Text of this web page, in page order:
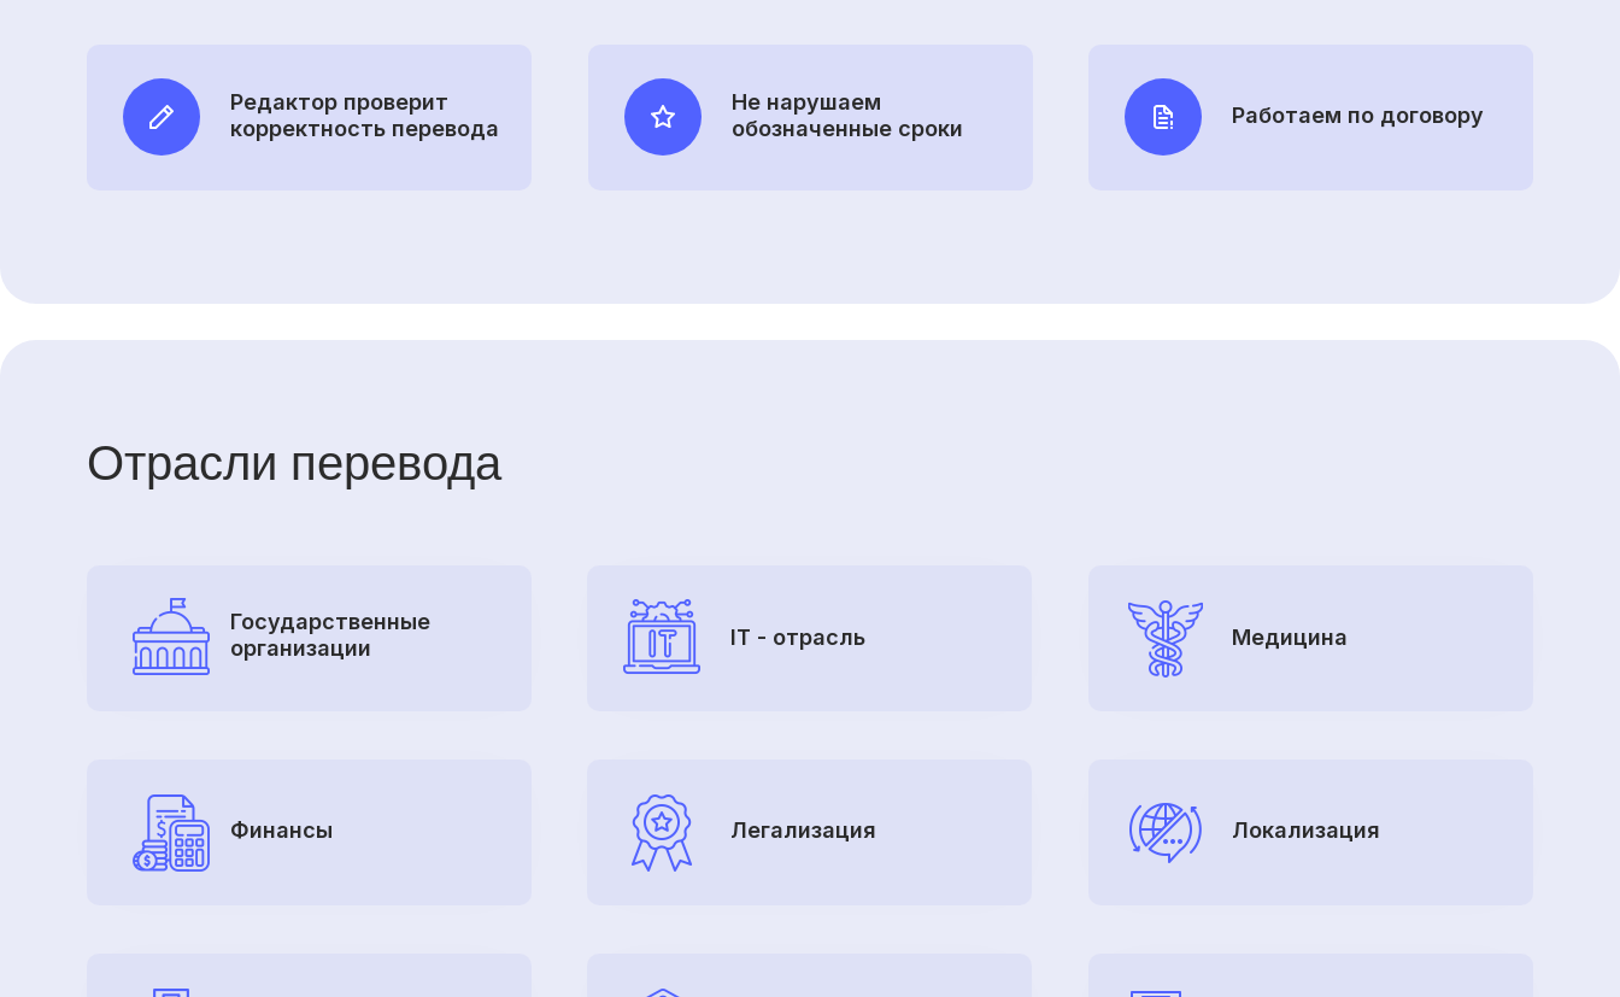
Редактор проверит
корректность перевода
Не нарушаем
обозначенные сроки
Работаем по договору
Государственные
организации
Финансы
IT - отрасль
Легализация
Медицина
Локализация
Отрасли перевода